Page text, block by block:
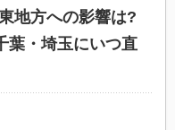
地方への影響は?
葉・埼玉にいつ直